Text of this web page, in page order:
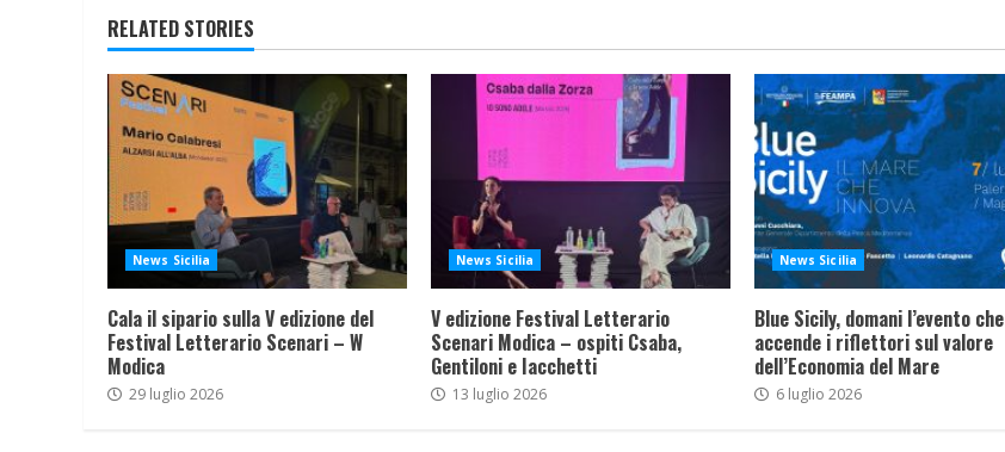
RELATED STORIES
News Sicilia
Cala il sipario sulla V edizione del
Festival Letterario Scenari – W
Modica
29 luglio 2026
News Sicilia
V edizione Festival Letterario
Scenari Modica – ospiti Csaba,
Gentiloni e Iacchetti
13 luglio 2026
News Sicilia
Blue Sicily, domani l’evento che
accende i riflettori sul valore
dell’Economia del Mare
6 luglio 2026